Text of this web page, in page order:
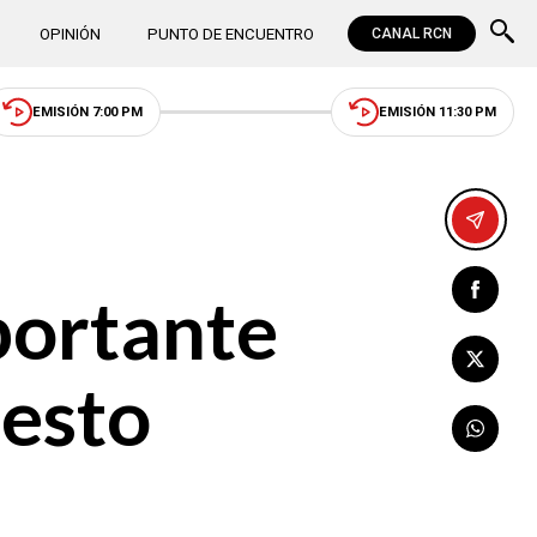
OPINIÓN PUNTO DE ENCUENTRO CANAL RCN
EMISIÓN 7:00 PM EMISIÓN 11:30 PM